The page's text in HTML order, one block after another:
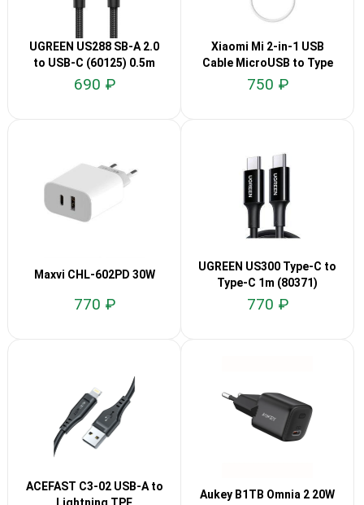
UGREEN US288 SB-A 2.0
to USB-C (60125) 0.5m
690 ₽
Xiaomi Mi 2-in-1 USB
Cable MicroUSB to Type
C 0.3m
750 ₽
Maxvi CHL-602PD 30W
770 ₽
UGREEN US300 Type-C to
Type-C 1m (80371)
770 ₽
ACEFAST C3-02 USB-A to
Aukey B1TB Omnia 2 20W